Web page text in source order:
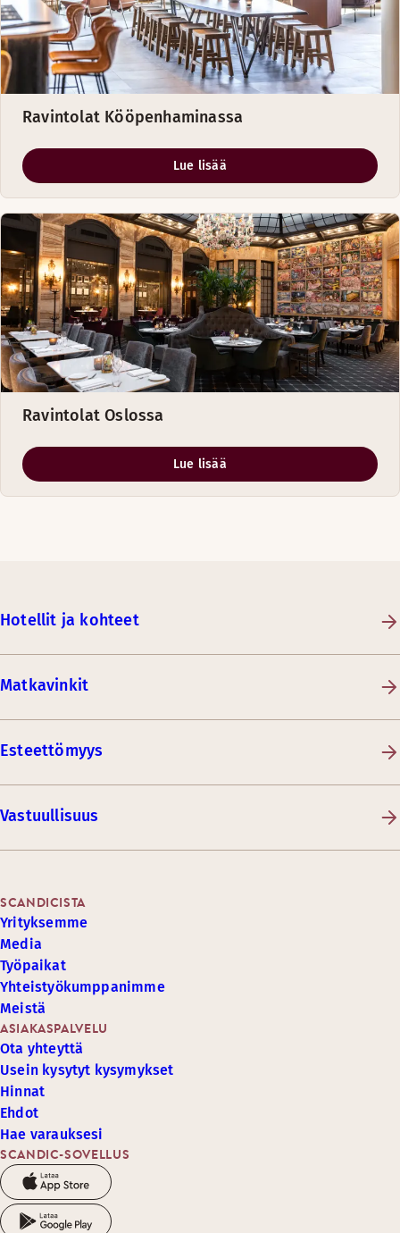
Ravintolat Kööpenhaminassa
Lue lisää
Ravintolat Oslossa
Lue lisää
Hotellit ja kohteet
Matkavinkit
Esteettömyys
Vastuullisuus
SCANDIC-SOVELLUS
ASIAKASPALVELU
Ota yhteyttä
Usein kysytyt kysymykset
Hinnat
Ehdot
Hae varauksesi
SCANDICISTA
Yrityksemme
Media
Työpaikat
Yhteistyökumppanimme
Meistä